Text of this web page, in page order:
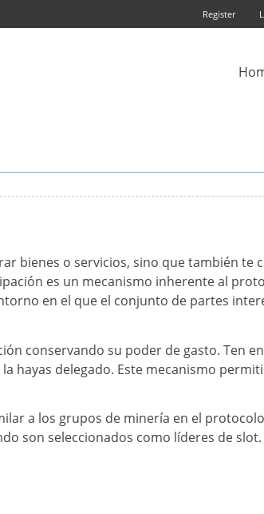
Register
bienes o servicios, sino que también te
es un mecanismo inherente al
en el que el conjunto de partes
conservando su poder de gasto. Ten
hayas delegado. Este mecanismo
a los grupos de minería en el
son seleccionados como líderes de slot.